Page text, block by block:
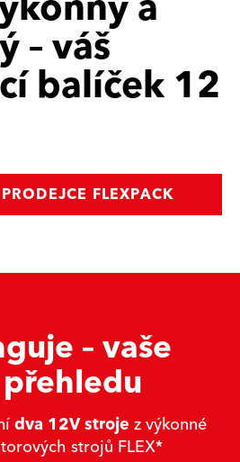
– váš
balíček 12
FLEXPACK
– vaše
dva 12V strojez výkonné
strojů FLEX*